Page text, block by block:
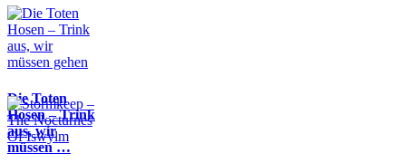
Die Toten
Hosen – Trink
aus, wir
müssen …